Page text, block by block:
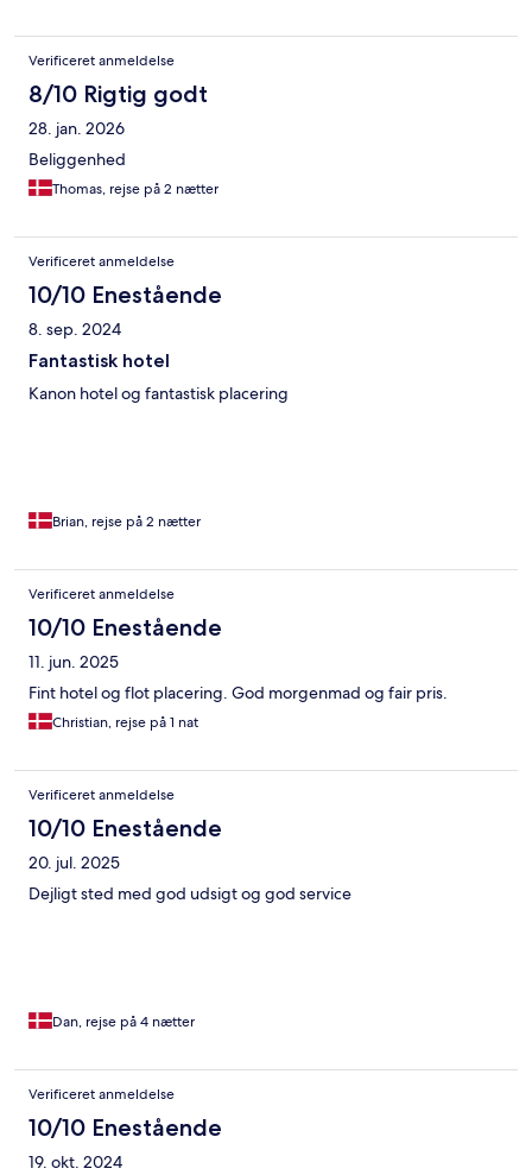
Verificeret anmeldelse
8/10 Rigtig godt
28. jan. 2026
Beliggenhed
Thomas, rejse på 2 nætter
Verificeret anmeldelse
10/10 Enestående
8. sep. 2024
Fantastisk hotel
Kanon hotel og fantastisk placering
Brian, rejse på 2 nætter
Verificeret anmeldelse
10/10 Enestående
11. jun. 2025
Fint hotel og flot placering. God morgenmad og fair pris.
Christian, rejse på 1 nat
Verificeret anmeldelse
10/10 Enestående
20. jul. 2025
Dejligt sted med god udsigt og god service
Dan, rejse på 4 nætter
Verificeret anmeldelse
10/10 Enestående
19. okt. 2024